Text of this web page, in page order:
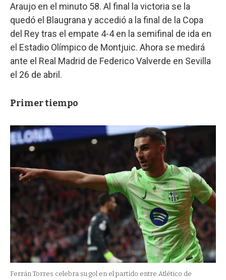
Araujo en el minuto 58. Al final la victoria se la
quedó el Blaugrana y accedió a la final de la Copa
del Rey tras el empate 4-4 en la semifinal de ida en
el Estadio Olímpico de Montjuic. Ahora se medirá
ante el Real Madrid de Federico Valverde en Sevilla
el 26 de abril.
Primer tiempo
Ferrán Torres celebra su gol en el partido entre Atlético de